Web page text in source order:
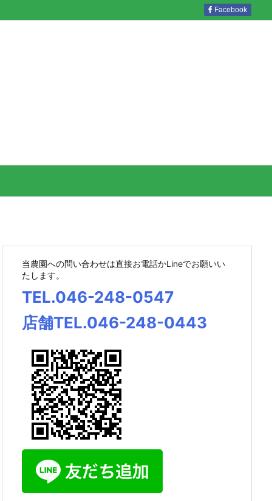
Facebook
当農園への問い合わせは直接お電話かLineでお願いい
たします。
TEL.046-248-0547
店舗TEL.046-248-0443